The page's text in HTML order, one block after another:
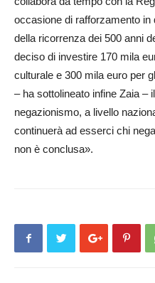
occasione di rafforzamento
della ricorrenza dei 500 anni
deciso di investire 170 mila
culturale e 300 mila euro per
– ha sottolineato infine Zaia –
negazionismo, a livello
continuerà ad esserci chi
non è conclusa».